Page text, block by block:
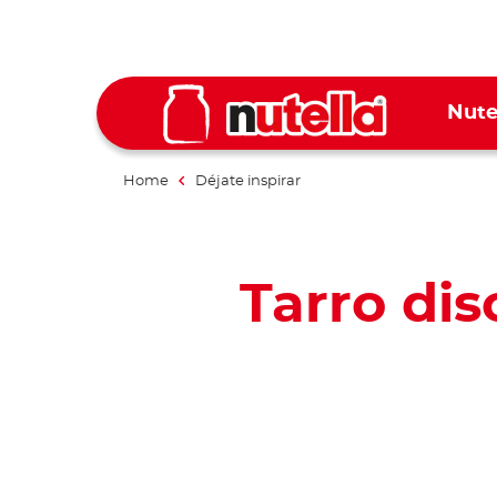
Home Déjate inspirar
Tarro